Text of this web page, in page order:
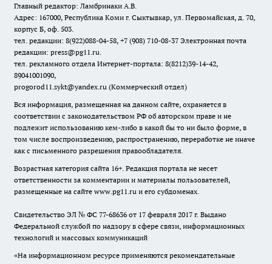
Главный редактор: Ламбринаки А.В.
Адрес: 167000, Республика Коми г. Сыктывкар, ул. Первомайская, д. 70,
корпус Б, оф. 503.
тел. редакции: 8(922)088-04-58, +7 (908) 710-08-37 Электронная почта
редакции: press@pg11.ru.
тел. рекламного отдела Интернет-портала: 8(8212)39-14-42,
89041001090,
progorod11.sykt@yandex.ru (Коммерческий отдел)
Вся информация, размещенная на данном сайте, охраняется в
соответствии с законодательством РФ об авторском праве и не
подлежит использованию кем-либо в какой бы то ни было форме, в
том числе воспроизведению, распространению, переработке не иначе
как с письменного разрешения правообладателя.
Возрастная категория сайта 16+. Редакция портала не несет
ответственности за комментарии и материалы пользователей,
размещенные на сайте www.pg11.ru и его субдоменах.
Свидетельство ЭЛ № ФС 77-68636 от 17 февраля 2017 г. Выдано
Федеральной службой по надзору в сфере связи, информационных
технологий и массовых коммуникаций
«На информационном ресурсе применяются рекомендательные